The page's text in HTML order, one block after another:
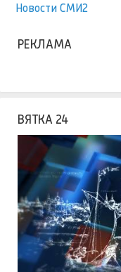
Новости СМИ2
РЕКЛАМА
ВЯТКА 24